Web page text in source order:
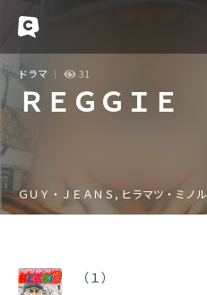
ドラマ 31
ＲＥＧＧＩＥ
ＧＵＹ・ＪＥＡＮＳ, ヒラマツ・ミノル
（１）